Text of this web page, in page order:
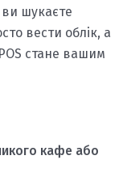
шукаєте
вести облік, а
стане вашим
кафе або